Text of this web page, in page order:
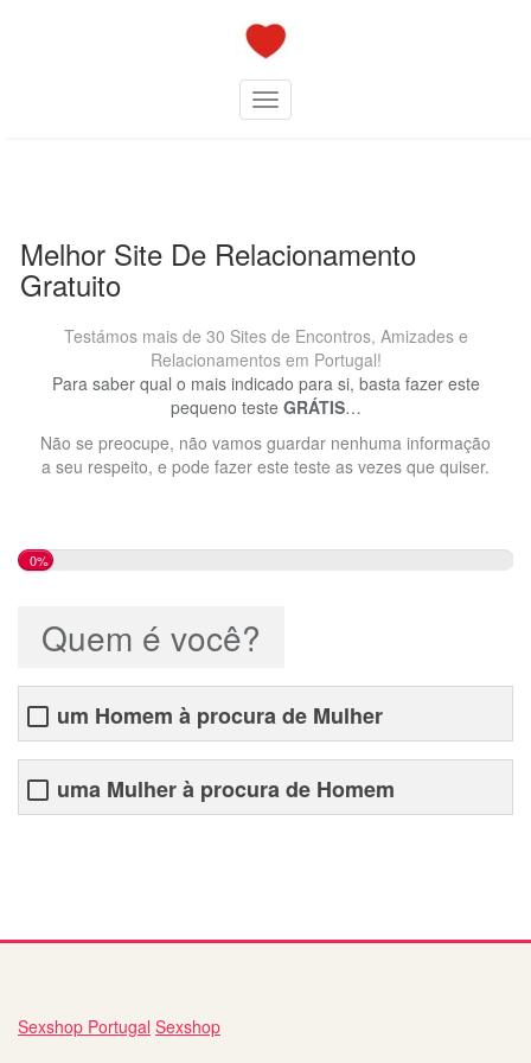
Toggle navigation
Melhor Site De Relacionamento
Gratuito
Testámos mais de 30 Sites de Encontros, Amizades e
Relacionamentos em Portugal!
Para saber qual o mais indicado para si, basta fazer este
pequeno teste GRÁTIS…
Não se preocupe, não vamos guardar nenhuma informação
a seu respeito, e pode fazer este teste as vezes que quiser.
0%
Quem é você?
um Homem à procura de Mulher
uma Mulher à procura de Homem
Sexshop Portugal Sexshop